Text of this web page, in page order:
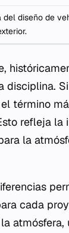
del diseño de
disciplina.
término
refleja
la
cada